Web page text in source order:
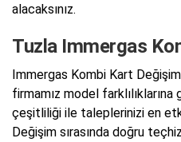
alacaksınız.
Tuzla Immergas
Immergas Kombi Kart
firmamız model
çeşitliliği ile taleplerinizi en
Değişim sırasında doğru